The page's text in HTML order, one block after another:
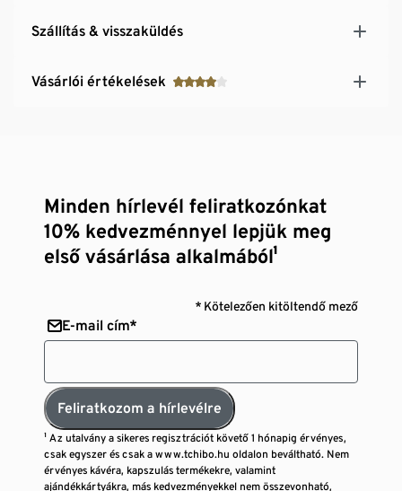
Szállítás & visszaküldés
Vásárlói értékelések
Minden hírlevél feliratkozónkat
10% kedvezménnyel lepjük meg
első vásárlása alkalmából¹
* Kötelezően kitöltendő mező
E-mail cím*
Feliratkozom a hírlevélre
¹ Az utalvány a sikeres regisztrációt követő 1 hónapig érvényes,
csak egyszer és csak a www.tchibo.hu oldalon beváltható. Nem
érvényes kávéra, kapszulás termékekre, valamint
ajándékkártyákra, más kedvezményekkel nem összevonható,